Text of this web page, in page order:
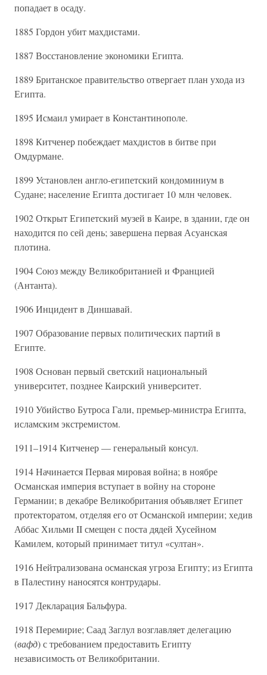
попадает в осаду.
1885 Гордон убит махдистами.
1887 Восстановление экономики Египта.
1889 Британское правительство отвергает план ухода из
Египта.
1895 Исмаил умирает в Константинополе.
1898 Китченер побеждает махдистов в битве при
Омдурмане.
1899 Установлен англо-египетский кондоминиум в
Судане; население Египта достигает 10 млн человек.
1902 Открыт Египетский музей в Каире, в здании, где он
находится по сей день; завершена первая Асуанская
плотина.
1904 Союз между Великобританией и Францией
(Антанта).
1906 Инцидент в Диншавай.
1907 Образование первых политических партий в
Египте.
1908 Основан первый светский национальный
университет, позднее Каирский университет.
1910 Убийство Бутроса Гали, премьер-министра Египта,
исламским экстремистом.
1911–1914 Китченер — генеральный консул.
1914 Начинается Первая мировая война; в ноябре
Османская империя вступает в войну на стороне
Германии; в декабре Великобритания объявляет Египет
протекторатом, отделяя его от Османской империи; хедив
Аббас Хильми II смещен с поста дядей Хусейном
Камилем, который принимает титул «султан».
1916 Нейтрализована османская угроза Египту; из Египта
в Палестину наносятся контрудары.
1917 Декларация Бальфура.
1918 Перемирие; Саад Заглул возглавляет делегацию
(вафд) с требованием предоставить Египту
независимость от Великобритании.